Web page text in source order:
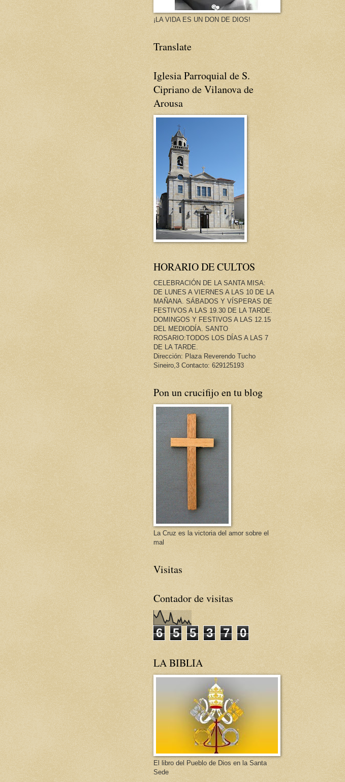
¡LA VIDA ES UN DON DE DIOS!
Translate
Iglesia Parroquial de S.
Cipriano de Vilanova de
Arousa
HORARIO DE CULTOS
CELEBRACIÓN DE LA SANTA MISA:
DE LUNES A VIERNES A LAS 10 DE LA
MAÑANA. SÁBADOS Y VÍSPERAS DE
FESTIVOS A LAS 19.30 DE LA TARDE.
DOMINGOS Y FESTIVOS A LAS 12.15
DEL MEDIODÍA. SANTO
ROSARIO:TODOS LOS DÍAS A LAS 7
DE LA TARDE.
Dirección: Plaza Reverendo Tucho
Sineiro,3 Contacto: 629125193
Pon un crucifijo en tu blog
La Cruz es la victoria del amor sobre el
mal
Visitas
Contador de visitas
6 5 5 3 7 0
LA BIBLIA
El libro del Pueblo de Dios en la Santa
Sede